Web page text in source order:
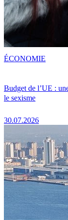
Budget de l’UE :
le sexisme
30.07.2026
ÉCONOMIE